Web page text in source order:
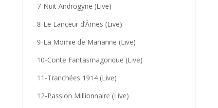
7-Nuit Androgyne (Live)
8-Le Lanceur d’Âmes (Live)
9-La Momie de Marianne (Live)
10-Conte Fantasmagorique (Live)
11-Tranchées 1914 (Live)
12-Passion Millionnaire (Live)